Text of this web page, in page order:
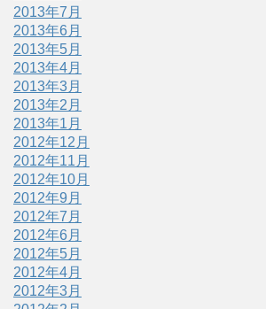
2013年7月
2013年6月
2013年5月
2013年4月
2013年3月
2013年2月
2013年1月
2012年12月
2012年11月
2012年10月
2012年9月
2012年7月
2012年6月
2012年5月
2012年4月
2012年3月